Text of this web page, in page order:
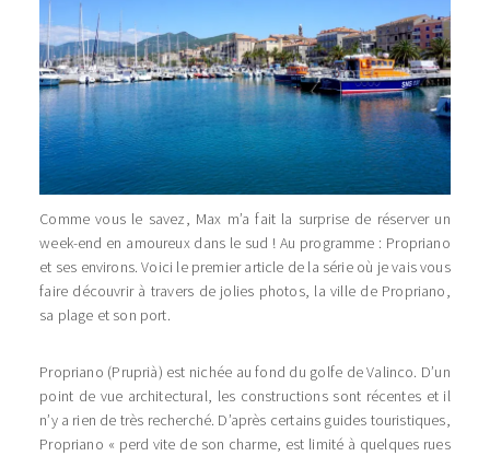
Comme vous le savez, Max m’a fait la surprise de réserver un
week-end en amoureux dans le sud ! Au programme : Propriano
et ses environs. Voici le premier article de la série où je vais vous
faire découvrir à travers de jolies photos, la ville de Propriano,
sa plage et son port.
Propriano (Pruprià) est nichée au fond du golfe de Valinco. D’un
point de vue architectural, les constructions sont récentes et il
n’y a rien de très recherché. D’après certains guides touristiques,
Propriano « perd vite de son charme, est limité à quelques rues